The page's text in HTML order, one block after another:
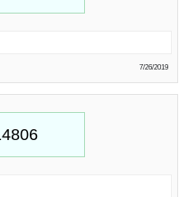
7/26/2019